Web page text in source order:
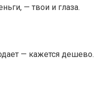
— твои и глаза.
— кажется дешево.